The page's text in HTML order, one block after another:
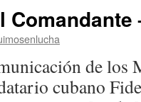
Comandante
de los
cubano